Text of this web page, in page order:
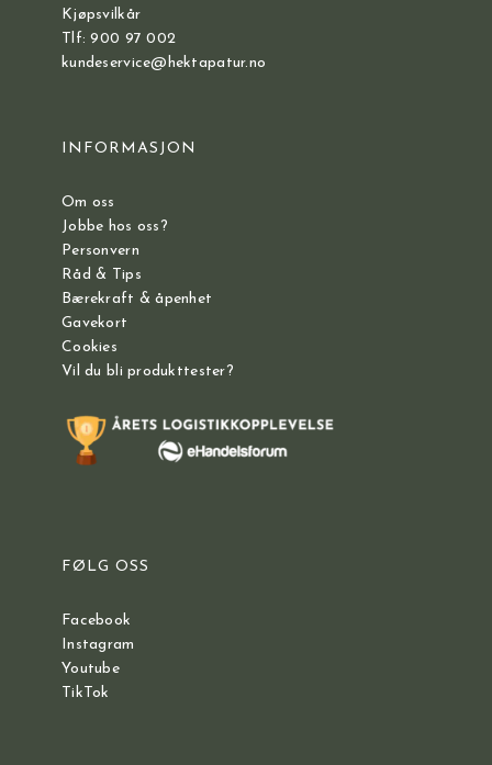
Kjøpsvilkår
Tlf: 900 97 002
kundeservice@hektapatur.no
INFORMASJON
Om oss
Jobbe hos oss?
Personvern
Råd & Tips
Bærekraft & åpenhet
Gavekort
Cookies
Vil du bli produkttester?
FØLG OSS
Facebook
Instagram
Youtube
TikTok